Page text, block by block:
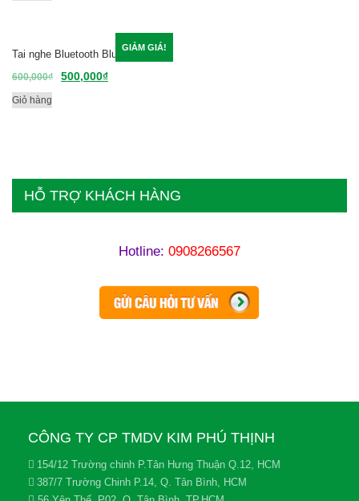
GIẢM GIÁ!
Tai nghe Bluetooth Bluedio S3
600,000₫ 500,000₫
Giỏ hàng
HỖ TRỢ KHÁCH HÀNG
Hotline: 0908266567
CÔNG TY CP TMDV KIM PHÚ THỊNH
154/12 Trường chinh P.Tân Hưng Thuận Q.12, HCM
387/7 Trường Chinh P.14, Q. Tân Bình, HCM